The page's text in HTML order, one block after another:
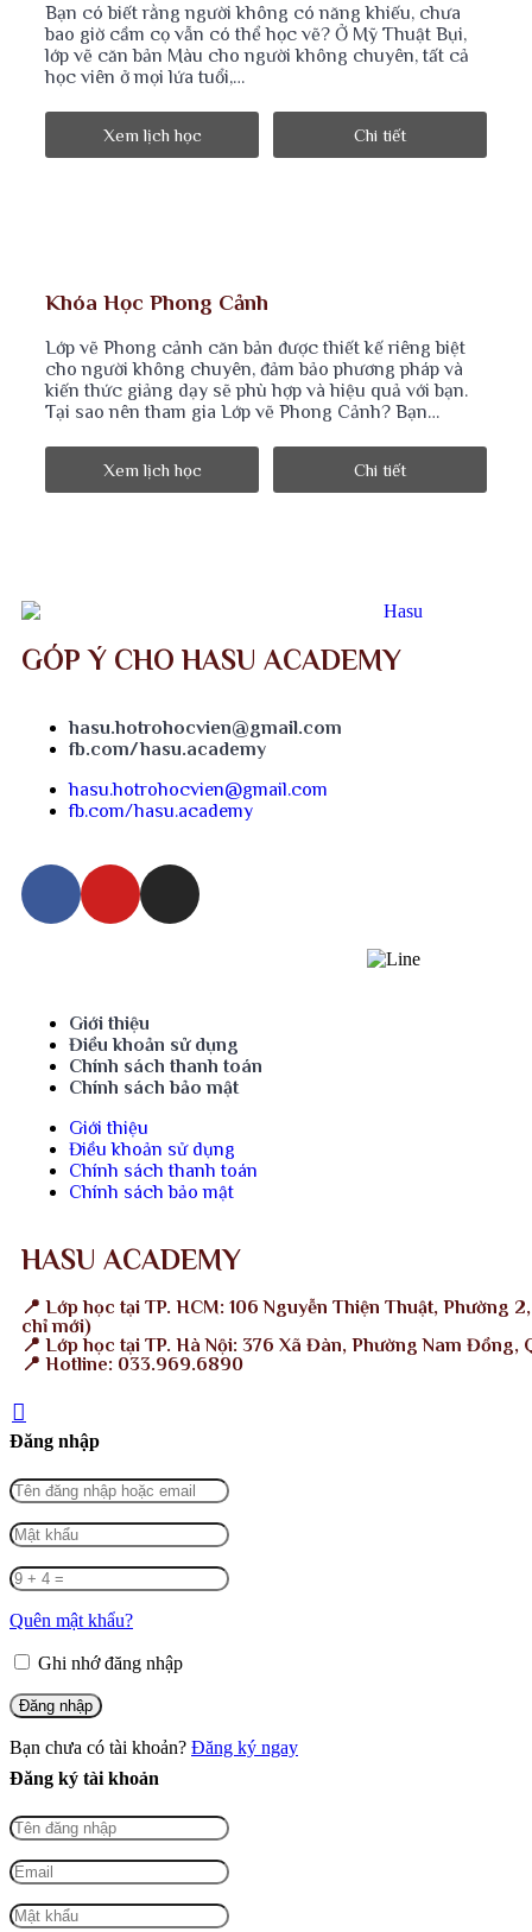
Bạn có biết rằng người không có năng khiếu, chưa
bao giờ cầm cọ vẫn có thể học vẽ? Ở Mỹ Thuật Bụi,
lớp vẽ căn bản Màu cho người không chuyên, tất cả
học viên ở mọi lứa tuổi,…
Xem lịch học Chi tiết
Khóa Học Phong Cảnh
Lớp vẽ Phong cảnh căn bản được thiết kế riêng biệt
cho người không chuyên, đảm bảo phương pháp và
kiến thức giảng dạy sẽ phù hợp và hiệu quả với bạn.
Tại sao nên tham gia Lớp vẽ Phong Cảnh? Bạn…
Xem lịch học Chi tiết
GÓP Ý CHO HASU ACADEMY
hasu.hotrohocvien@gmail.com
fb.com/hasu.academy
hasu.hotrohocvien@gmail.com
fb.com/hasu.academy
Giới thiệu
Điều khoản sử dụng
Chính sách thanh toán
Chính sách bảo mật
Giới thiệu
Điều khoản sử dụng
Chính sách thanh toán
Chính sách bảo mật
HASU ACADEMY
📍 Lớp học tại TP. HCM: 106 Nguyễn Thiện Thuật, Phường
chỉ mới)
📍 Lớp học tại TP. Hà Nội: 376 Xã Đàn, Phường Nam Đồng,
📍 Hotline: 033.969.6890
Đăng nhập
Quên mật khẩu?
Ghi nhớ đăng nhập
Bạn chưa có tài khoản? Đăng ký ngay
Đăng ký tài khoản